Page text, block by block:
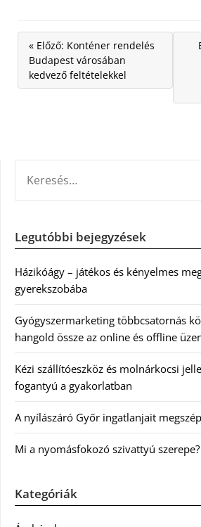
« Előző: Konténer rendelés
Budapest városában
kedvező feltételekkel
Legutóbbi bejegyzések
Házikóágy – játékos és kényelmes
gyerekszobába
Gyógyszermarketing többcsatornás
hangold össze az online és offline
Kézi szállítóeszköz és molnárkocsi
fogantyú a gyakorlatban
A nyílászáró Győr ingatlanjait
Mi a nyomásfokozó szivattyú szerepe?
Kategóriák